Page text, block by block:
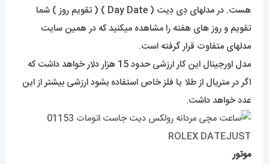
هست. در مدلهای دِی دِیت ( Day Date ) ( تقویم روز ) شما
تقویم و روز های هفته را مشاهده میکنید که در همین سایت
مدلهای متفاوت قرار گرفته است.
مدل اورجینال این کار ارزشی حدود 15 هزار دلار خواهد داشت که
اگر در متریال از طلا یا فلز خاص استفاده بشود ارزشی بیشتر از این
عدد خواهد داشت.
موتور